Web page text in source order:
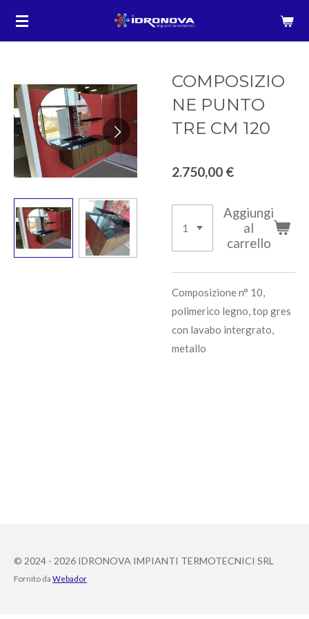
Vai
COMPOSIZIO
NE PUNTO
TRE CM 120
2.750,00 €
Aggiungi
al
carrello
Composizione n° 10,
polimerico legno, top gres
con lavabo intergrato,
metallo
© 2024 - 2026 IDRONOVA IMPIANTI TERMOTECNICI SRL
Fornito da Webador